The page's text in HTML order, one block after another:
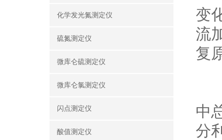
化学发光氮测定仪
硫氮测定仪
微库仑硫测定仪
微库仑氯测定仪
闪点测定仪
酸值测定仪
变
流
复
中
分